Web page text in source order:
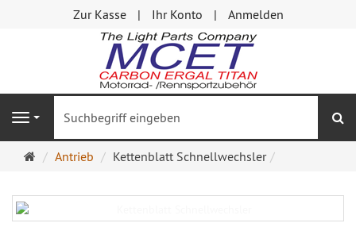
Zur Kasse Ihr Konto Anmelden
Navigation
Startseite
Antrieb Kettenblatt Schnellwechsler